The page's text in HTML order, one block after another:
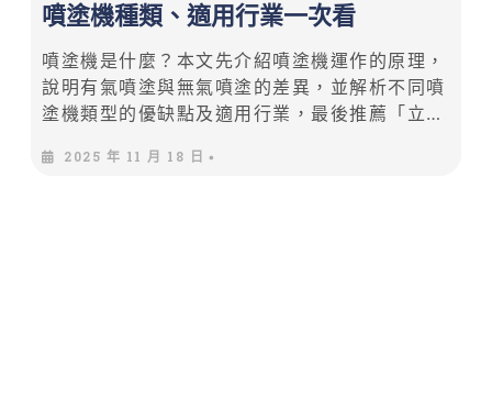
噴塗機種類、適用行業一次看
噴塗機是什麼？本文先介紹噴塗機運作的原理，
說明有氣噴塗與無氣噴塗的差異，並解析不同噴
塗機類型的優缺點及適用行業，最後推薦「立鋒
2025 年 11 月 18 日 •